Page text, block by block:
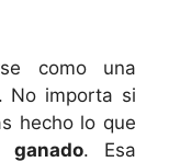
como una
No importa si
hecho lo que
. Esa